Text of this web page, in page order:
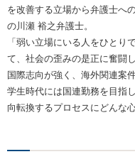
を改善する立場から弁護士へ
の川瀬 裕之弁護士。
「弱い立場にいる人をひとり
て、社会の歪みの是正に奮闘
国際志向が強く、海外関連案
学生時代には国連勤務を目指
向転換するプロセスにどんな